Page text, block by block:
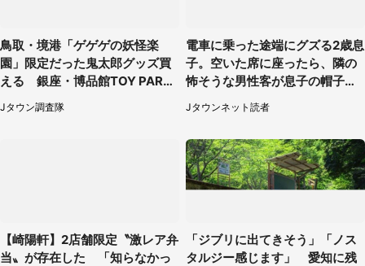
鳥取・境港「ゲゲゲの妖怪楽
園」限定だった鬼太郎グッズ買
える 銀座・博品館TOY PARK
へ急げ【8／8～31】
Jタウン調査隊
電車に乗った途端にグズる2歳息
子。空いた席に座ったら、隣の
怖そうな男性客が息子の帽子に
手を伸ばし（千葉県・40代女
性）
Jタウンネット読者
【崎陽軒】2店舗限定〝激レア弁
当〟が存在した 「知らなかっ
「ジブリに出てきそう」「ノス
タルジー感じます」 愛知に残